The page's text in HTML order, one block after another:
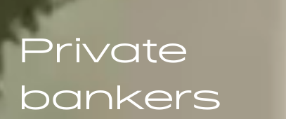
Private
bankers